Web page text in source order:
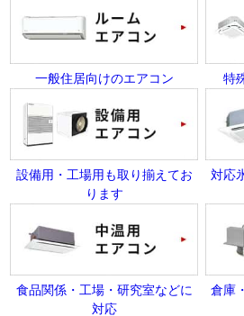
一般住居向けのエアコン 特
設備用・工場用も取り揃えてお
ります
対応
食品関係・工場・研究室などに
対応
倉庫